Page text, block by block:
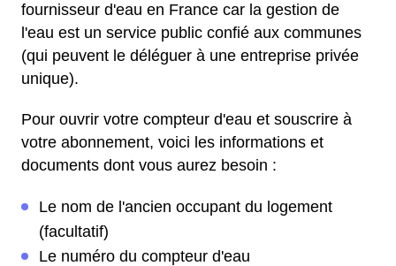
fournisseur d'eau en France car la gestion de
l'eau est un service public confié aux communes
(qui peuvent le déléguer à une entreprise privée
unique).
Pour ouvrir votre compteur d'eau et souscrire à
votre abonnement, voici les informations et
documents dont vous aurez besoin :
Le nom de l'ancien occupant du logement
(facultatif)
Le numéro du compteur d'eau